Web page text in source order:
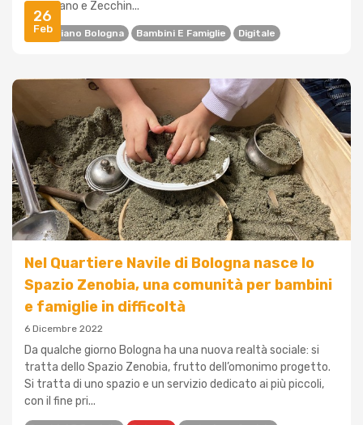
26
Feb
Antoniano e Zecchin...
Antoniano Bologna Bambini E Famiglie Digitale
Nel Quartiere Navile di Bologna nasce lo
Spazio Zenobia, una comunità per bambini
e famiglie in difficoltà
6 Dicembre 2022
Da qualche giorno Bologna ha una nuova realtà sociale: si
tratta dello Spazio Zenobia, frutto dell’omonimo progetto.
Si tratta di uno spazio e un servizio dedicato ai più piccoli,
con il fine pri...